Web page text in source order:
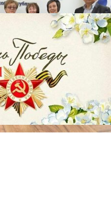
СУЗАКТА 750
ПАЙДАЛАНУУГА
07.08.2025
Улуу Жеңиштин жандуу
29.04.2025
Награды в преддверии
29.04.2025